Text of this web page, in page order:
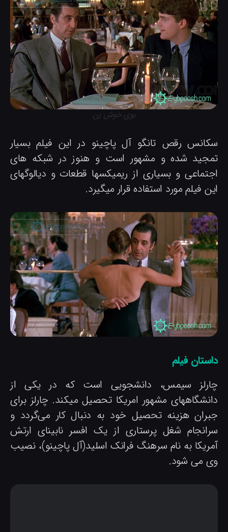
بوی خوش زن
رقص تانگو آل پاچینو در این فیلم بسیار
شده و مشهور است و هنوز در شبکه های
و بسیاری از ریمیکسها قطعات و دیالوگهای
فیلم مورد استفاده قرار میگیرد.
فیلم
سیمس، دانشجویی است که در یکی از
مشهور امریکا تحصیل میکند. چارلز برای
هزینه تحصیل خود به دنبال کار می‌گردد و
شغل پرستاری از یک افسر نابینای ارتش
به نام سرهنگ فرانک اسلید(آل پاچینو)، نصیب
می شود.